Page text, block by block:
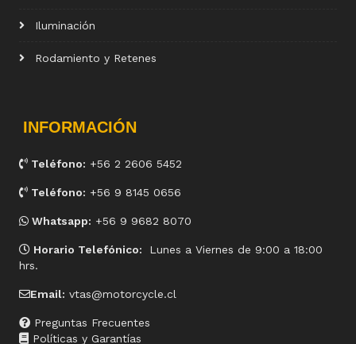
Iluminación
Rodamiento y Retenes
INFORMACIÓN
Teléfono: +56 2 2606 5452
Teléfono: +56 9 8145 0656
Whatsapp: +56 9 9682 8070
Horario Telefónico:
Lunes a Viernes de 9:00 a 18:00
hrs.
Email: vtas@motorcycle.cl
Preguntas Frecuentes
Políticas y Garantías